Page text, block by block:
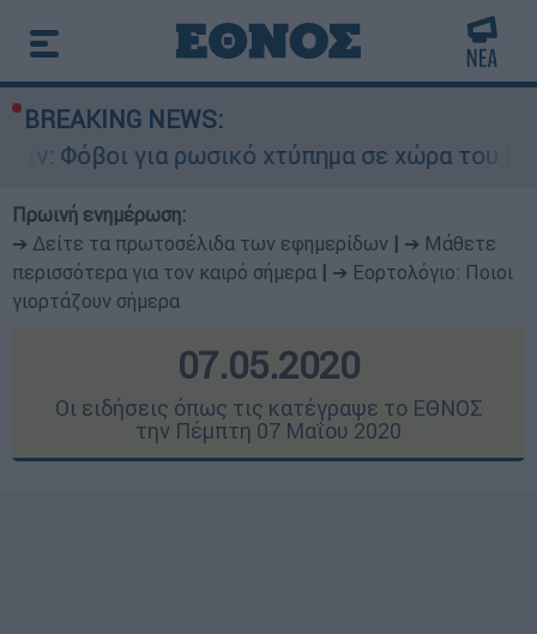
BREAKING NEWS:
ρωσικό χτύπημα σε χώρα του ΝΑΤΟ - Τα
Πρωινή ενημέρωση:
➔ Δείτε τα πρωτοσέλιδα των εφημερίδων
➔ Μάθετε
περισσότερα για τον καιρό σήμερα
➔ Εορτολόγιο: Ποιοι
γιορτάζουν σήμερα
07.05.2020
Οι ειδήσεις όπως τις κατέγραψε το ΕΘΝΟΣ
την Πέμπτη 07 Μαΐου 2020